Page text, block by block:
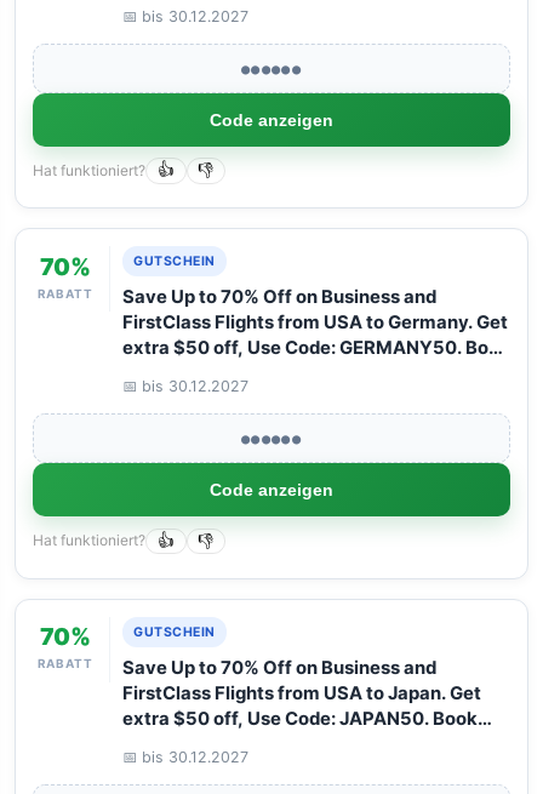
📅 bis 30.12.2027
●●●●●●
Code anzeigen
Hat funktioniert? 👍 👎
70%
RABATT
GUTSCHEIN
Save Up to 70% Off on Business and
FirstClass Flights from USA to Germany. Get
extra $50 off, Use Code: GERMANY50. Book
📅 bis 30.12.2027
●●●●●●
Code anzeigen
Hat funktioniert? 👍 👎
70%
RABATT
GUTSCHEIN
Save Up to 70% Off on Business and
FirstClass Flights from USA to Japan. Get
extra $50 off, Use Code: JAPAN50. Book
📅 bis 30.12.2027